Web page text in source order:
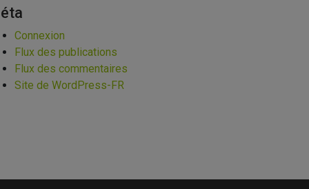
Connexion
Flux des publications
Flux des commentaires
Site de WordPress-FR